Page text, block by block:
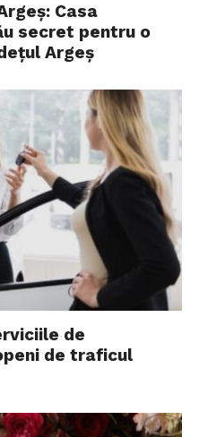
Casa
secret pentru o
Argeș
de
de traficul